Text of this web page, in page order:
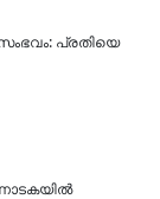
സംഭവം: പ്രതിയെ